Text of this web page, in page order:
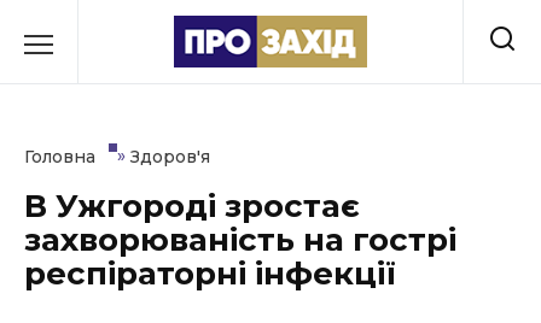
до
Культура
Освіта
Головна » Здоров'я
В Ужгороді зростає
захворюваність на гострі
респіраторні інфекції